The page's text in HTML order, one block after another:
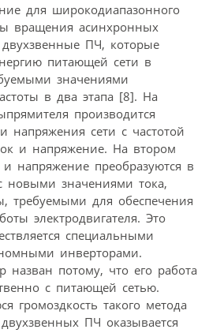
для широкодиапазонного
вращения асинхронных
ПЧ, которые
питающей сети в
значениями
в два этапа [8]. На
производится
напряжения сети с частотой
и напряжение. На втором
напряжение преобразуются в
новыми значениями тока,
требуемыми для обеспечения
электродвигателя. Это
специальными
инверторами.
потому, что его работа
с питающей сетью.
громоздкость такого метода
ПЧ оказывается